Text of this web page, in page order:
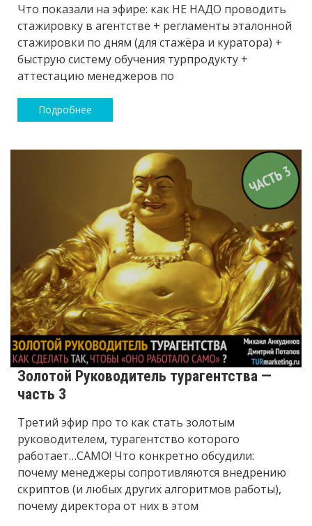
Что показали на эфире: как НЕ НАДО проводить
стажировку в агентстве + регламенты эталонной
стажировки по дням (для стажёра и куратора) +
быструю систему обучения турпродукту +
аттестацию менеджеров по
Подробнее
Золотой Руководитель турагентства —
часть 3
Третий эфир про то как стать золотым
руководителем, турагентство которого
работает…САМО! Что конкретно обсудили:
почему менеджеры сопротивляются внедрению
скриптов (и любых других алгоритмов работы),
почему директора от них в этом